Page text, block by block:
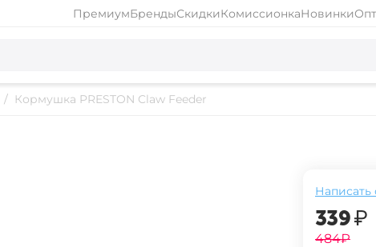
ПремиумБрендыСкидкиКомиссионкаНовинкиОпт
/ Кормушка PRESTON Claw Feeder
Написать
‍339‍₽
‍484‍₽